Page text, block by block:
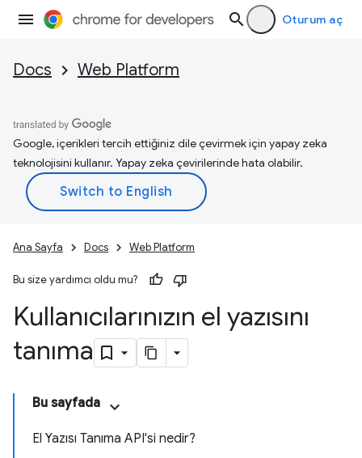
Oturum aç
Docs Web Platform
Google, içerikleri tercih ettiğiniz dile çevirmek için yapay zeka
teknolojisini kullanır. Yapay zeka çevirilerinde hata olabilir.
Ana Sayfa Docs Web Platform
Bu size yardımcı oldu mu?
Kullanıcılarınızın el yazısını
tanıma
Bu sayfada
El Yazısı Tanıma API'si nedir?